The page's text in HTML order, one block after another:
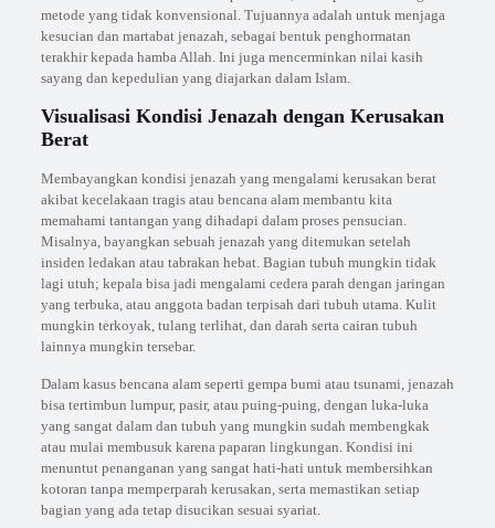
metode yang tidak konvensional. Tujuannya adalah untuk menjaga
kesucian dan martabat jenazah, sebagai bentuk penghormatan
terakhir kepada hamba Allah. Ini juga mencerminkan nilai kasih
sayang dan kepedulian yang diajarkan dalam Islam.
Visualisasi Kondisi Jenazah dengan Kerusakan
Berat
Membayangkan kondisi jenazah yang mengalami kerusakan berat
akibat kecelakaan tragis atau bencana alam membantu kita
memahami tantangan yang dihadapi dalam proses pensucian.
Misalnya, bayangkan sebuah jenazah yang ditemukan setelah
insiden ledakan atau tabrakan hebat. Bagian tubuh mungkin tidak
lagi utuh; kepala bisa jadi mengalami cedera parah dengan jaringan
yang terbuka, atau anggota badan terpisah dari tubuh utama. Kulit
mungkin terkoyak, tulang terlihat, dan darah serta cairan tubuh
lainnya mungkin tersebar.
Dalam kasus bencana alam seperti gempa bumi atau tsunami, jenazah
bisa tertimbun lumpur, pasir, atau puing-puing, dengan luka-luka
yang sangat dalam dan tubuh yang mungkin sudah membengkak
atau mulai membusuk karena paparan lingkungan. Kondisi ini
menuntut penanganan yang sangat hati-hati untuk membersihkan
kotoran tanpa memperparah kerusakan, serta memastikan setiap
bagian yang ada tetap disucikan sesuai syariat.